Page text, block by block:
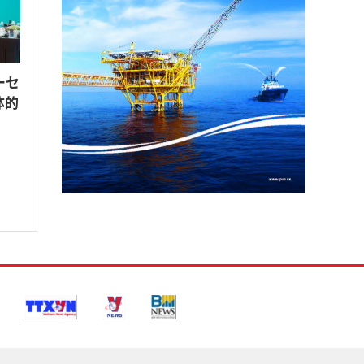
セ
的